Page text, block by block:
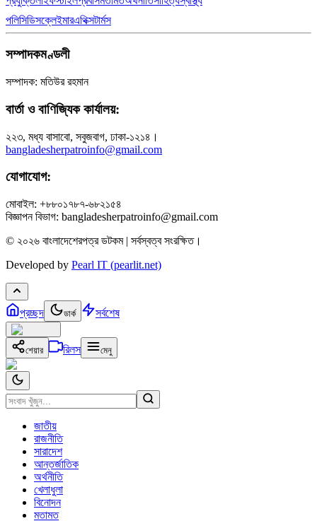
পলিসিডিসক্লেইমারএথিক্সটার্মস
সম্পাদকমণ্ডলী
সম্পাদক: মতিউর রহমান
বার্তা ও বাণিজ্যিক কার্যালয়:
২২৩, মধ্য বাসাবো, সবুজবাগ, ঢাকা-১২১৪।
bangladesherpatroinfo@gmail.com
যোগাযোগ:
মোবাইল: +৮৮০১৭৮৭-৬৮২১৫৪
বিজ্ঞাপন বিভাগ: bangladesherpatroinfo@gmail.com
© ২০২৬ বাংলাদেশেরপত্র ডটকম | সর্বস্বত্ব সংরক্ষিত।
Developed by Pearl IT (pearlit.net)
প্রচ্ছদ ডার্ক সর্বশেষ
শেয়ার রিলস মেনু
জাতীয়
রাজনীতি
সারাদেশ
আন্তর্জাতিক
অর্থনীতি
খেলাধুলা
বিনোদন
মতামত